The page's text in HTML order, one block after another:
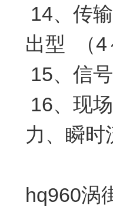
14、传
出型 （4
15、信
16、现
力、瞬时
hq960涡